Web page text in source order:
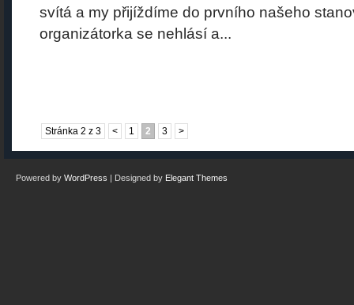
svítá a my přijíždíme do prvního našeho
organizátorka se nehlásí a...
Stránka 2 z 3 < 1 2 3 >
Powered by WordPress | Designed by Elegant Themes